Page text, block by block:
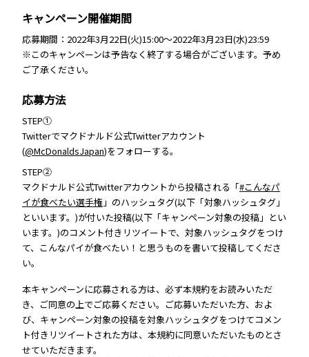
キャンペーン開催期間
応募期間：2022年3月22日(火)15:00～2022年3月23日(水)23:59
※このキャンペーンは予告なく終了する場合がございます。予め
ご了承ください。
応募方法
STEP①
Twitterでマクドナルド公式Twitterアカウント
(@McDonaldsJapan)をフォローする。
STEP②
マクドナルド公式Twitterアカウントから投稿される「#こんなパ
イが食べたい選手権 」のハッシュタグ(以下「対象ハッシュタグ」
といいます。)が付いた投稿(以下「キャンペーン対象の投稿」とい
います。)のコメント付きリツイートで、対象ハッシュタグをつけ
て、こんなパイが食べたい！と思うものを書いて投稿してくださ
い。
本キャンペーンに応募される方は、必ず本規約をお読みいただ
き、ご同意の上でご応募ください。ご応募いただいた方、およ
び、キャンペーン対象の投稿を対象ハッシュタグをつけてコメン
ト付きリツイートされた方は、本規約に同意いただいたものとさ
せていただきます。